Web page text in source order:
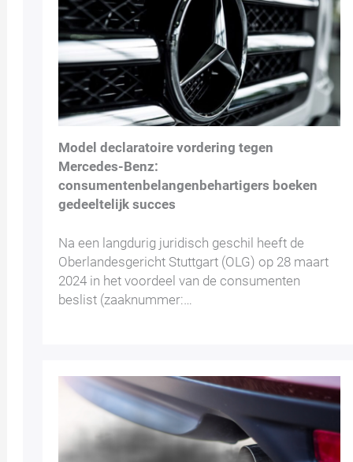
Model declaratoire vordering tegen
Mercedes-Benz:
consumentenbelangenbehartigers boeken
gedeeltelijk succes
Na een langdurig juridisch geschil heeft de
Oberlandesgericht Stuttgart (OLG) op 28 maart
2024 in het voordeel van de consumenten
beslist (zaaknummer:…